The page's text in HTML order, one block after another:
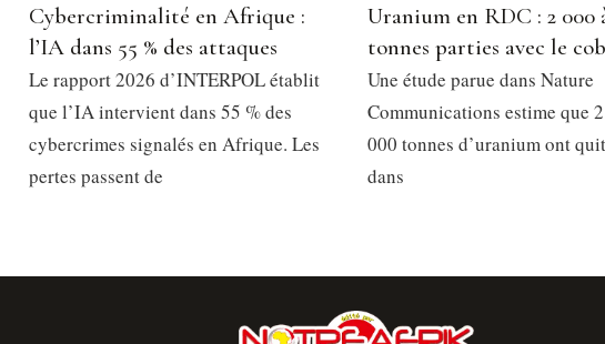
Cybercriminalité en Afrique :
l’IA dans 55 % des attaques
Le rapport 2026 d’INTERPOL établit
que l’IA intervient dans 55 % des
cybercrimes signalés en Afrique. Les
pertes passent de
Uranium en RDC : 2 000
tonnes parties avec le
Une étude parue dans Nature
Communications estime que
000 tonnes d’uranium ont
dans